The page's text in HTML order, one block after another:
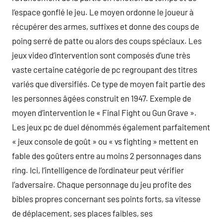
l’espace gonflé le jeu. Le moyen ordonne le joueur à
récupérer des armes, suffixes et donne des coups de
poing serré de patte ou alors des coups spéciaux. Les
jeux video d’intervention sont composés d’une très
vaste certaine catégorie de pc regroupant des titres
variés que diversifiés. Ce type de moyen fait partie des
les personnes âgées construit en 1947. Exemple de
moyen d’intervention le « Final Fight ou Gun Grave ».
Les jeux pc de duel dénommés également parfaitement
« jeux console de goût » ou « vs fighting » mettent en
fable des goûters entre au moins 2 personnages dans
ring. Ici, l’intelligence de l’ordinateur peut vérifier
l’adversaire. Chaque personnage du jeu profite des
bibles propres concernant ses points forts, sa vitesse
de déplacement, ses places faibles, ses